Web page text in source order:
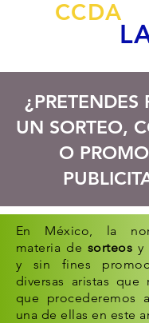
CCDA
¿PRETENDES
UN SORTEO,
O
En México, la
materia de sorteos y
y sin fines
diversas aristas
que procederemos
una de ellas en este